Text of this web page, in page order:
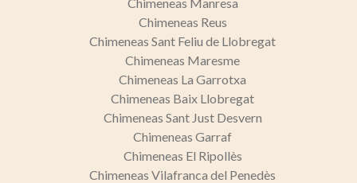
Chimeneas Reus
Chimeneas Sant Feliu de Llobregat
Chimeneas Maresme
Chimeneas La Garrotxa
Chimeneas Baix Llobregat
Chimeneas Sant Just Desvern
Chimeneas Garraf
Chimeneas El Ripollès
Chimeneas Vilafranca del Penedès